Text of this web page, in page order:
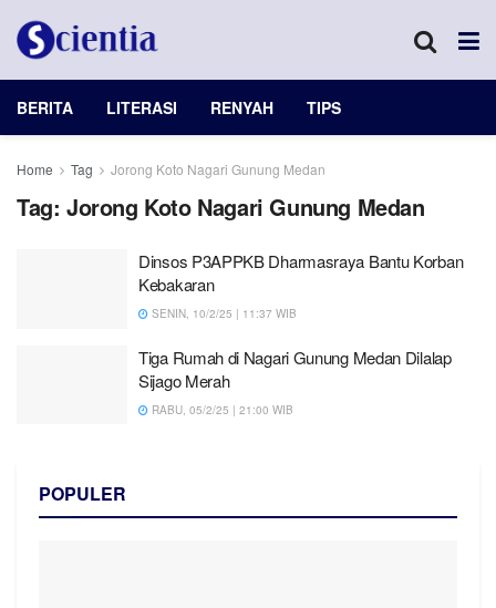
BERITA LITERASI RENYAH TIPS
Home Tag Jorong Koto Nagari Gunung Medan
Tag: Jorong Koto Nagari Gunung Medan
Dinsos P3APPKB Dharmasraya Bantu Korban
Kebakaran
SENIN, 10/2/25 | 11:37 WIB
Tiga Rumah di Nagari Gunung Medan Dilalap
Sijago Merah
RABU, 05/2/25 | 21:00 WIB
POPULER